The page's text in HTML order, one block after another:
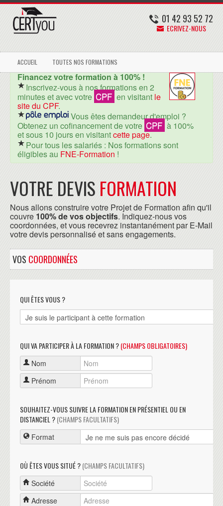
01 42 93 52 72
ECRIVEZ-NOUS
ACCUEIL TOUTES NOS FORMATIONS
Financez votre formation à 100% !
Inscrivez-vous à nos formations en 2
minutes et avec votre CPF en visitant le
site du CPF.
Vous êtes demandeur d'emploi ?
Obtenez un cofinancement de votre CPF à 100%
et sous 10 jours en visitantcette page.
Pour tous les salariés : Nos formations sont
éligibles au FNE-Formation !
VOTRE DEVIS FORMATION
Nous allons construire votre Projet de Formation afin qu'il
couvre 100% de vos objectifs. Indiquez-nous vos
coordonnées, et vous recevrez instantanément par E-Mail
votre devis personnalisé et sans engagements.
VOS COORDONNÉES
QUI ÊTES VOUS ?
QUI VA PARTICIPER À LA FORMATION ?(CHAMPS OBLIGATOIRES)
Nom
Prénom
SOUHAITEZ-VOUS SUIVRE LA FORMATION EN PRÉSENTIEL OU EN
DISTANCIEL ?(CHAMPS FACULTATIFS)
Format
OÙ ÊTES VOUS SITUÉ ?(CHAMPS FACULTATIFS)
Société
Adresse